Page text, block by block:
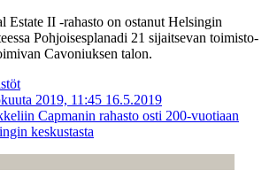
Estate II -rahasto on ostanut Helsingin
Pohjoisesplanadi 21 sijaitsevan toimisto-
Cavoniuksen talon.
2019, 11:45 16.5.2019
Capmanin rahasto osti 200-vuotiaan
keskustasta